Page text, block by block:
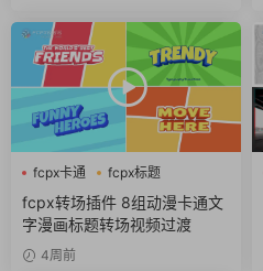
fcpx卡通
fcpx标题
fcpx转场
fcpx转场插件 8组动漫卡通文
字漫画标题转场视频过渡
4周前